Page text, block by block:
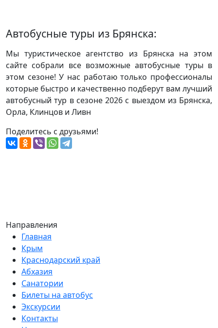
Автобусные туры из Брянска:
Мы туристическое агентство из Брянска на этом
сайте собрали все возможные автобусные туры в
этом сезоне! У нас работаю только профессионалы
которые быстро и качественно подберут вам лучший
автобусный тур в сезоне 2026 с выездом из Брянска,
Орла, Клинцов и Ливн
Поделитесь с друзьями!
Направления
Главная
Крым
Краснодарский край
Абхазия
Санатории
Билеты на автобус
Экскурсии
Контакты